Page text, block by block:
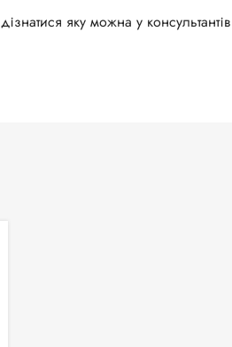
яку можна у